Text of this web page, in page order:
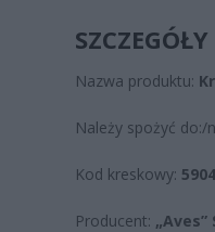
Nazwa produktu:
Należy spożyć
Kod kreskowy:
Producent: